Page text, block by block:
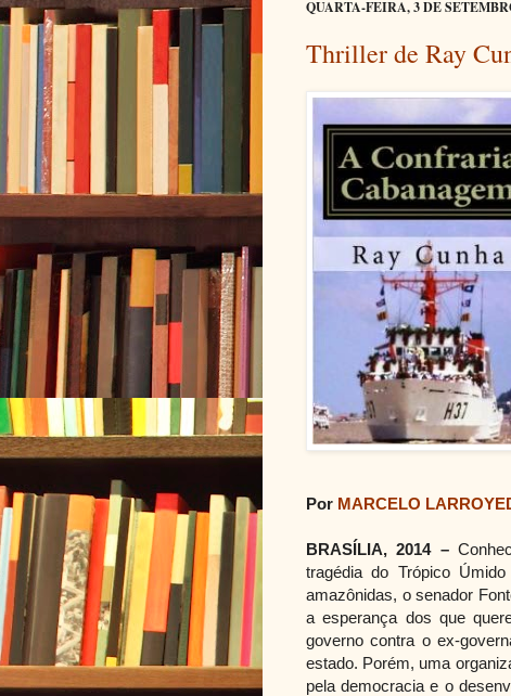
QUARTA-FEIRA, 3 DE
Thriller de Ray
Por MARCELO
BRASÍLIA, 2014 –
tragédia do Trópico
amazônidas, o senador
a esperança dos que
governo contra o ex-
estado. Porém, uma
pela democracia e o